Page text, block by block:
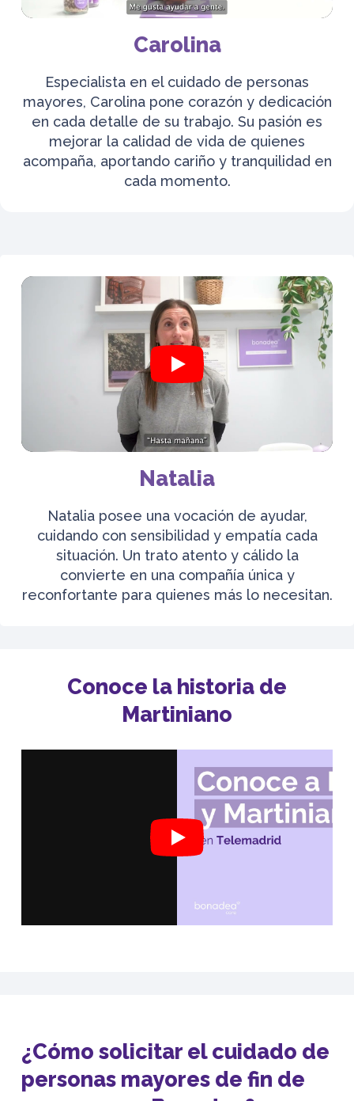
Carolina
Especialista en el cuidado de personas
mayores, Carolina pone corazón y dedicación
en cada detalle de su trabajo. Su pasión es
mejorar la calidad de vida de quienes
acompaña, aportando cariño y tranquilidad en
cada momento.
Natalia
Natalia posee una vocación de ayudar,
cuidando con sensibilidad y empatía cada
situación. Un trato atento y cálido la
convierte en una compañía única y
reconfortante para quienes más lo necesitan.
Conoce la historia de
Martiniano
¿Cómo solicitar el cuidado de
personas mayores de fin de